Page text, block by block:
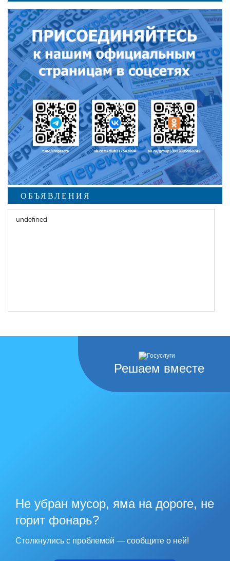
ОБЪЯВЛЕНИЯ
undefined
Решаем вместе
Не убран мусор, яма на дороге, не
горит фонарь?
Столкнулись с проблемой — сообщите о ней!